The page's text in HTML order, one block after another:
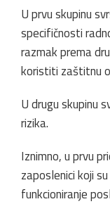
U prvu skupinu
specifičnosti
razmak prema
koristiti zaštitnu
U drugu skupinu
rizika.
Iznimno, u prvu
zaposlenici koji
funkcioniranje